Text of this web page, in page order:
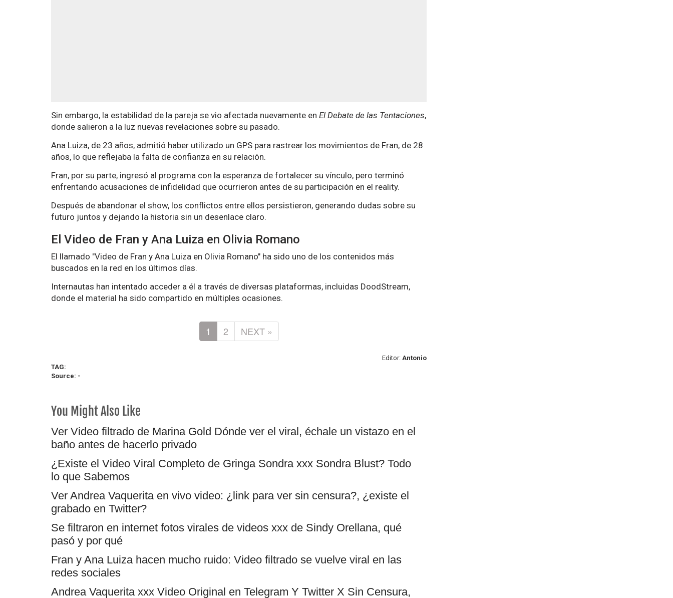
Sin embargo, la estabilidad de la pareja se vio afectada nuevamente en El Debate de las Tentaciones,
donde salieron a la luz nuevas revelaciones sobre su pasado.
Ana Luiza, de 23 años, admitió haber utilizado un GPS para rastrear los movimientos de Fran, de 28
años, lo que reflejaba la falta de confianza en su relación.
Fran, por su parte, ingresó al programa con la esperanza de fortalecer su vínculo, pero terminó
enfrentando acusaciones de infidelidad que ocurrieron antes de su participación en el reality.
Después de abandonar el show, los conflictos entre ellos persistieron, generando dudas sobre su
futuro juntos y dejando la historia sin un desenlace claro.
El Video de Fran y Ana Luiza en Olivia Romano
El llamado "Video de Fran y Ana Luiza en Olivia Romano" ha sido uno de los contenidos más
buscados en la red en los últimos días.
Internautas han intentado acceder a él a través de diversas plataformas, incluidas DoodStream,
donde el material ha sido compartido en múltiples ocasiones.
1 2 NEXT »
Editor: Antonio
TAG:
Source: -
You Might Also Like
Ver Video filtrado de Marina Gold Dónde ver el viral, échale un vistazo en el
baño antes de hacerlo privado
¿Existe el Video Viral Completo de Gringa Sondra xxx Sondra Blust? Todo
lo que Sabemos
Ver Andrea Vaquerita en vivo video: ¿link para ver sin censura?, ¿existe el
grabado en Twitter?
Se filtraron en internet fotos virales de videos xxx de Sindy Orellana, qué
pasó y por qué
Fran y Ana Luiza hacen mucho ruido: Video filtrado se vuelve viral en las
redes sociales
Andrea Vaquerita xxx Video Original en Telegram Y Twitter X Sin Censura,